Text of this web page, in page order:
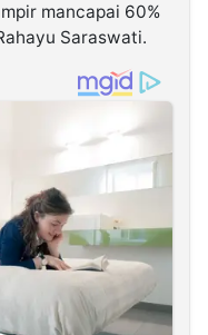
mancapai 60%
Saraswati.